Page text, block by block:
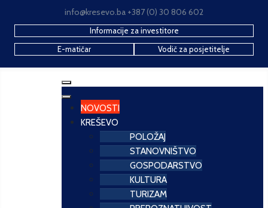
info@kresevo.ba +387 (0) 30 806 602
Informacije za investitore
E-matičar
Vodič za posjetitelje
NOVOSTI
KREŠEVO
POLOŽAJ
STANOVNIŠTVO
GOSPODARSTVO
KULTURA
TURIZAM